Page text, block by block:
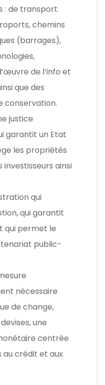
: de transport
chemins
(barrages),
de l’info et
que des
conservation.
justice
garantit un Etat
les propriétés
ainsi
qui
qui garantit
qui permet le
public-
nécessaire
de change,
une
centrée
au crédit et aux